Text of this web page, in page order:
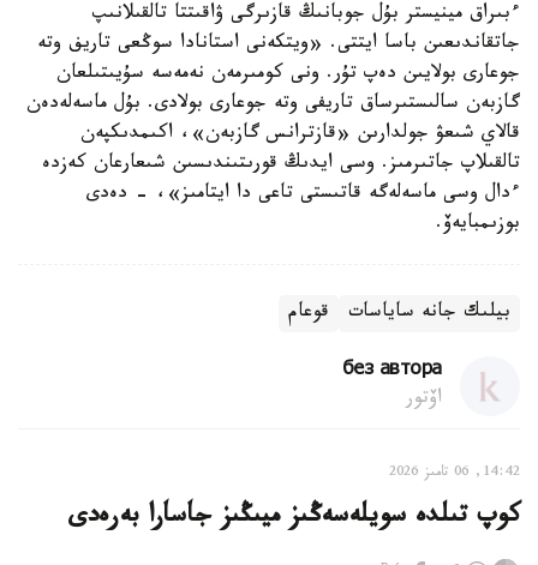
ءبىراق مينيستر بۇل جوبانىڭ قازىرگى ۋاقىتتا تالقىلانىپ
جاتقاندىعىن باسا ايتتى. «ويتكەنى استانادا سوڭعى تاريف وتە
جوعارى بولايىن دەپ تۇر. ونى كومىرمەن نەمەسە سۇيىتىلعان
گازبەن سالىستىرساق تاريفى وتە جوعارى بولادى. بۇل ماسەلەدەن
قالاي شىعۋ جولدارىن «قازترانس گازبەن»، اكىمدىكپەن
تالقىلاپ جاتىرمىز. وسى ايدىڭ قورىتىندىسىن شىعارعان كەزدە
ءدال وسى ماسەلەگە قاتىستى تاعى دا ايتامىز»، - دەدى
بوزىمبايەۆ.
بيلىك جانە ساياسات قوعام
без автора
اۆتور
14:42, 06 تامىز 2026
كوپ تىلدە سويلەسەڭىز ميىڭىز جاسارا بەرەدى